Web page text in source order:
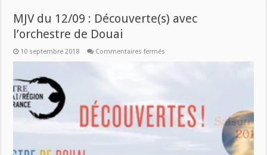
MJV du 12/09 : Découverte(s) avec
l’orchestre de Douai
10 septembre 2018 Commentaires fermés
l’orchestre
de